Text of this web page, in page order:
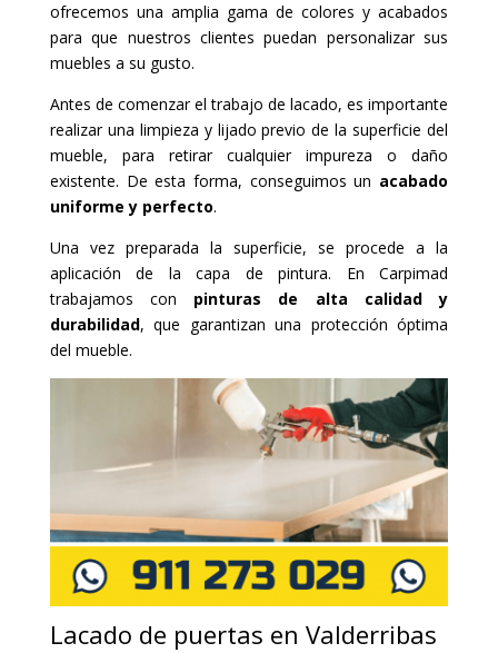
ofrecemos una amplia gama de colores y acabados
para que nuestros clientes puedan personalizar sus
muebles a su gusto.
Antes de comenzar el trabajo de lacado, es importante
realizar una limpieza y lijado previo de la superficie del
mueble, para retirar cualquier impureza o daño
existente. De esta forma, conseguimos un acabado
uniforme y perfecto.
Una vez preparada la superficie, se procede a la
aplicación de la capa de pintura. En Carpimad
trabajamos con pinturas de alta calidad y
durabilidad, que garantizan una protección óptima
del mueble.
Lacado de puertas en Valderribas